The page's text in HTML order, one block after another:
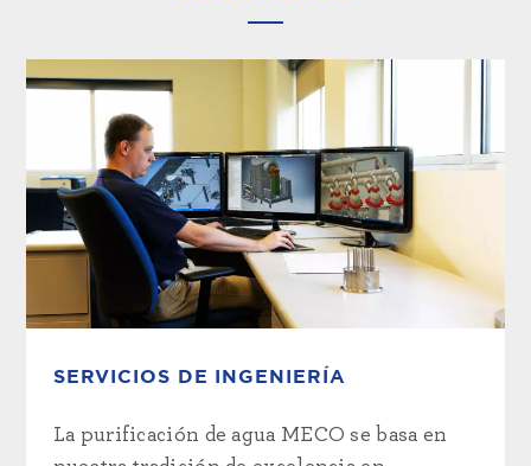
SERVICIOS DE INGENIERÍA
La purificación de agua MECO se basa en